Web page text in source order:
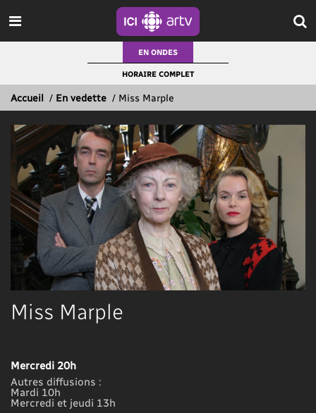
EN ONDES
HORAIRE COMPLET
Accueil / En vedette / Miss Marple
Miss Marple
Mercredi 20h
Autres diffusions :
Mardi 10h
Mercredi et jeudi 13h